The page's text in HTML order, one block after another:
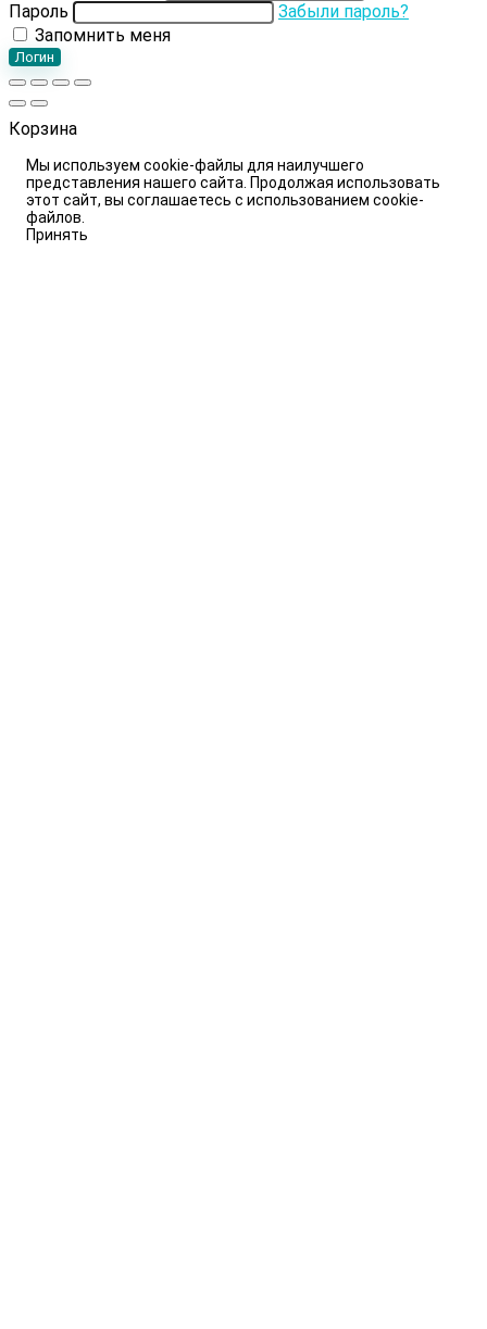
Пароль
Забыли пароль?
Запомнить меня
Логин
Корзина
Мы используем cookie-файлы для наилучшего
представления нашего сайта. Продолжая использовать
этот сайт, вы соглашаетесь с использованием cookie-
файлов.
Принять